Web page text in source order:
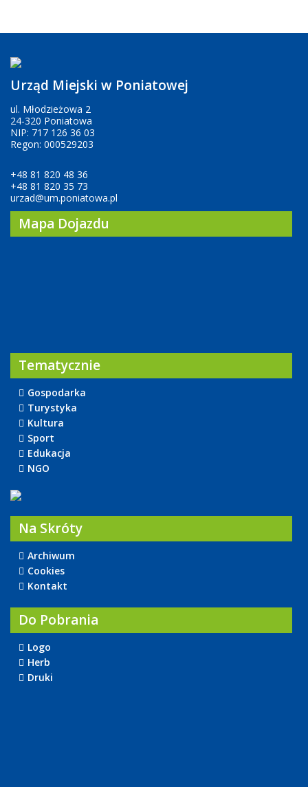
Urząd Miejski w Poniatowej
ul. Młodzieżowa 2
24-320 Poniatowa
NIP: 717 126 36 03
Regon: 000529203
+48 81 820 48 36
+48 81 820 35 73
urzad@um.poniatowa.pl
Mapa Dojazdu
Tematycznie
Gospodarka
Turystyka
Kultura
Sport
Edukacja
NGO
Na Skróty
Archiwum
Cookies
Kontakt
Do Pobrania
Logo
Herb
Druki